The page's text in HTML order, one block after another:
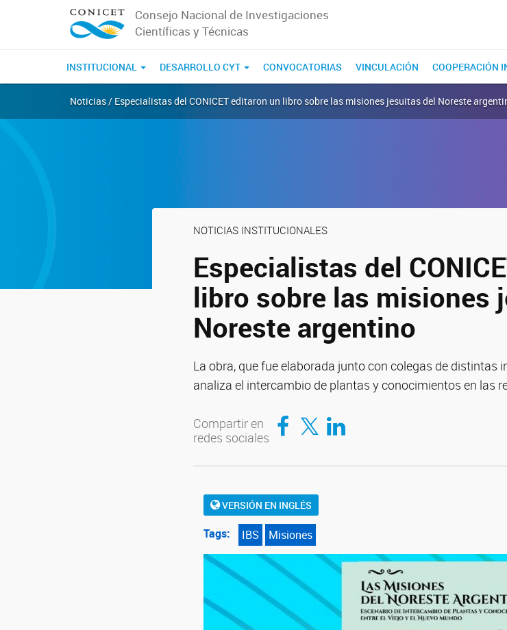
Consejo Nacional de Investigaciones
Científicas y Técnicas
INSTITUCIONAL DESARROLLO CYT CONVOCATORIAS VINCULACIÓN COOPERACIÓN
Noticias / Especialistas del CONICET editaron un libro sobre las misiones jesuitas del Noreste
NOTICIAS INSTITUCIONALES
Especialistas del
libro sobre las misiones
Noreste argentino
La obra, que fue elaborada junto con colegas de distintas
analiza el intercambio de plantas y conocimientos en las
Compartir en
redes sociales
Compartir en Facebook
Compartir en TwitterCompartir en LinkedIn
VERSIÓN EN INGLÉS
Tags: IBS Misiones